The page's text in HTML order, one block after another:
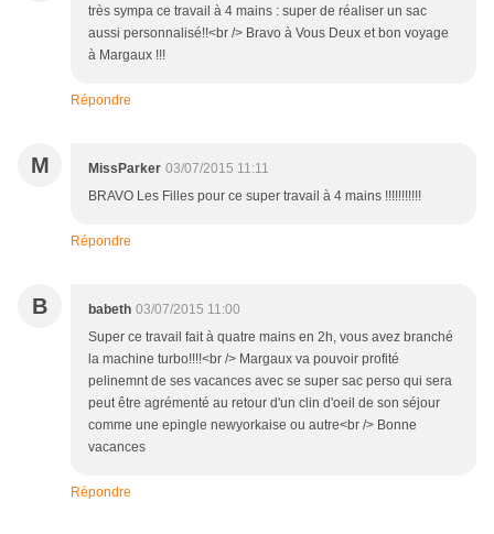
très sympa ce travail à 4 mains : super de réaliser un sac
aussi personnalisé!!<br /> Bravo à Vous Deux et bon voyage
à Margaux !!!
Répondre
M MissParker 03/07/2015 11:11
BRAVO Les Filles pour ce super travail à 4 mains !!!!!!!!!!!
Répondre
B babeth 03/07/2015 11:00
Super ce travail fait à quatre mains en 2h, vous avez branché
la machine turbo!!!!<br /> Margaux va pouvoir profité
pelinemnt de ses vacances avec se super sac perso qui sera
peut être agrémenté au retour d'un clin d'oeil de son séjour
comme une epingle newyorkaise ou autre<br /> Bonne
vacances
Répondre